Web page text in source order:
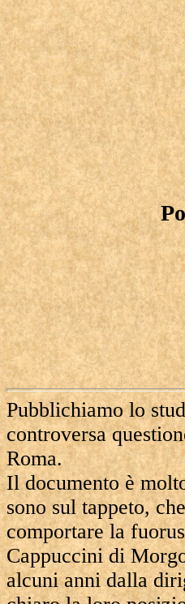
Pubblichiamo lo
controversa
Roma.
Il documento è
sono sul tappeto,
comportare la
Cappuccini di
alcuni anni dalla